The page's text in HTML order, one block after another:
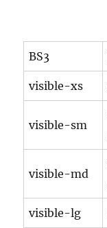
BS3
visible-xs
visible-sm
visible-md
visible-lg